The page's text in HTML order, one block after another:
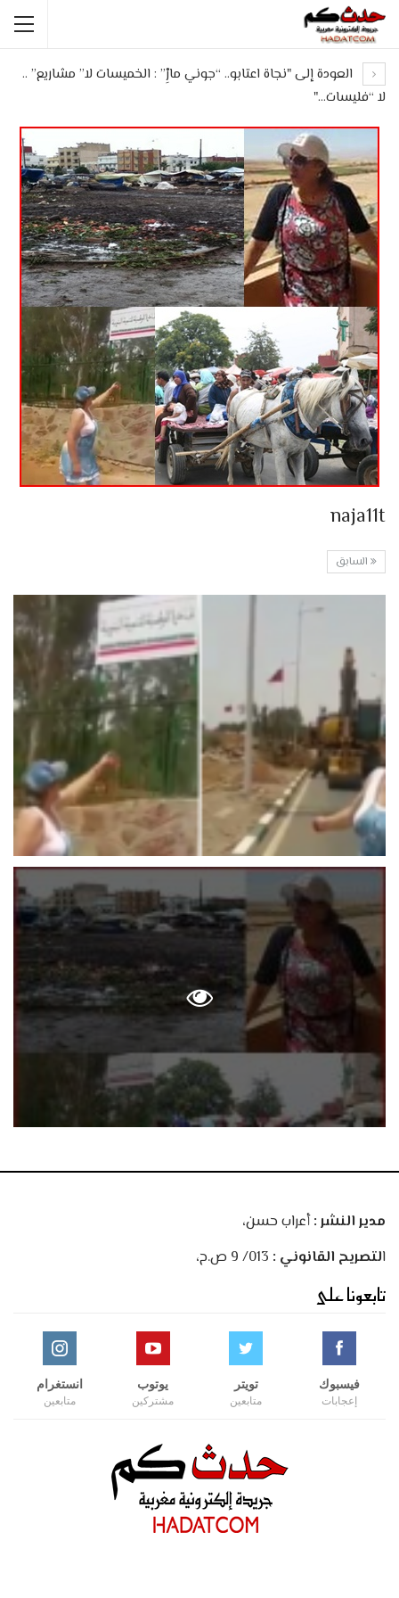
العودة إلى "نجاة اعتابو.. “جوني مارِْ” : الخميسات لا” مشاريع” ..
لا “فليسات…"
naja11t
السابق
مدير النشر :أعراب حسن،
التصريح القانوني :
تابعونا على
فيسبوك
إعجابات
تويتر
متابعين
يوتوب
مشتركين
انستغرام
متابعين